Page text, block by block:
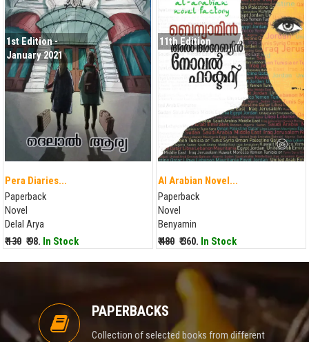
1st Edition -
January 2021
Pera Diaries...
Paperback
Novel
Delal Arya
₹ 130 ₹ 98. In Stock
11th Edition
Al Arabian Novel...
Paperback
Novel
Benyamin
₹ 480 ₹ 360. In Stock
PAPERBACKS
Collection of selected books from different